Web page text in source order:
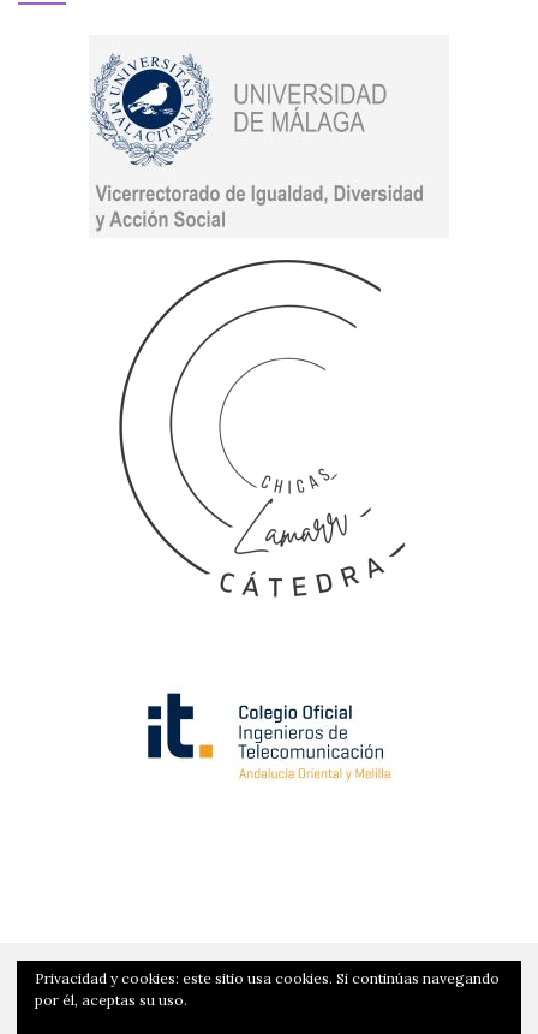
Privacidad y cookies: este sitio usa cookies. Si continúas navegando
por él, aceptas su uso.